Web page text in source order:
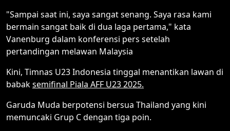
"Sampai saat ini, saya sangat senang. Saya rasa kami
bermain sangat baik di dua laga pertama," kata
Vanenburg dalam konferensi pers setelah
pertandingan melawan Malaysia
Kini, Timnas U23 Indonesia tinggal menantikan lawan di
babaksemifinal Piala AFF U23 2025.
Garuda Muda berpotensi bersua Thailand yang kini
memuncaki Grup C dengan tiga poin.